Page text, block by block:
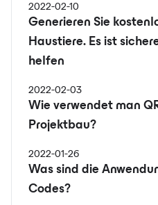
2022-02-10
Generieren Sie
Haustiere. Es ist
helfen
2022-02-03
Wie verwendet man
Projektbau?
2022-01-26
Was sind die
Codes?